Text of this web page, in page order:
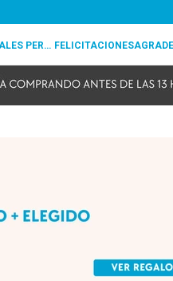
REGALOS EMPRESARIALES PERSONALIZADOS FELICITACIONES